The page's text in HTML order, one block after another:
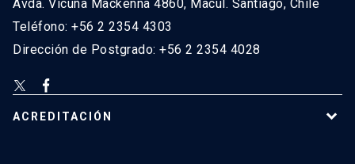
Avda. Vicuña Mackenna 4860, Macul. Santiago, Chile
Teléfono: +56 2 2354 4303
Dirección de Postgrado: +56 2 2354 4028
ACREDITACIÓN